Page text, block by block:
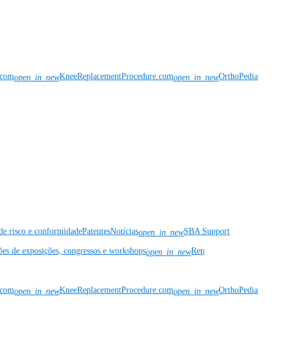
open_in_newKneeReplacementProcedure.comopen_in_newOrthoPedia
risco e conformidadePatentesNotíciasopen_in_newSBA Support
de exposições, congressos e workshopsopen_in_newRep
open_in_newKneeReplacementProcedure.comopen_in_newOrthoPedia